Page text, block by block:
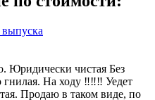
Юридически чистая Без
гнилая. На ходу ‼️‼️‼️ Уедет
Продаю в таком виде, по